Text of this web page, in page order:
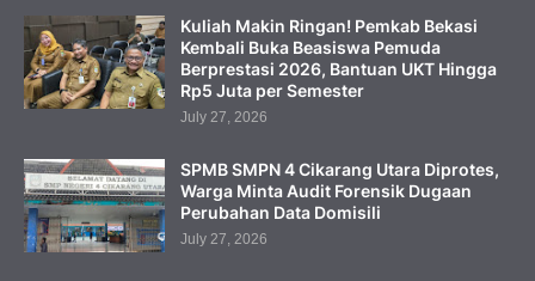
Kuliah Makin Ringan! Pemkab Bekasi
Kembali Buka Beasiswa Pemuda
Berprestasi 2026, Bantuan UKT Hingga
Rp5 Juta per Semester
July 27, 2026
SPMB SMPN 4 Cikarang Utara Diprotes,
Warga Minta Audit Forensik Dugaan
Perubahan Data Domisili
July 27, 2026